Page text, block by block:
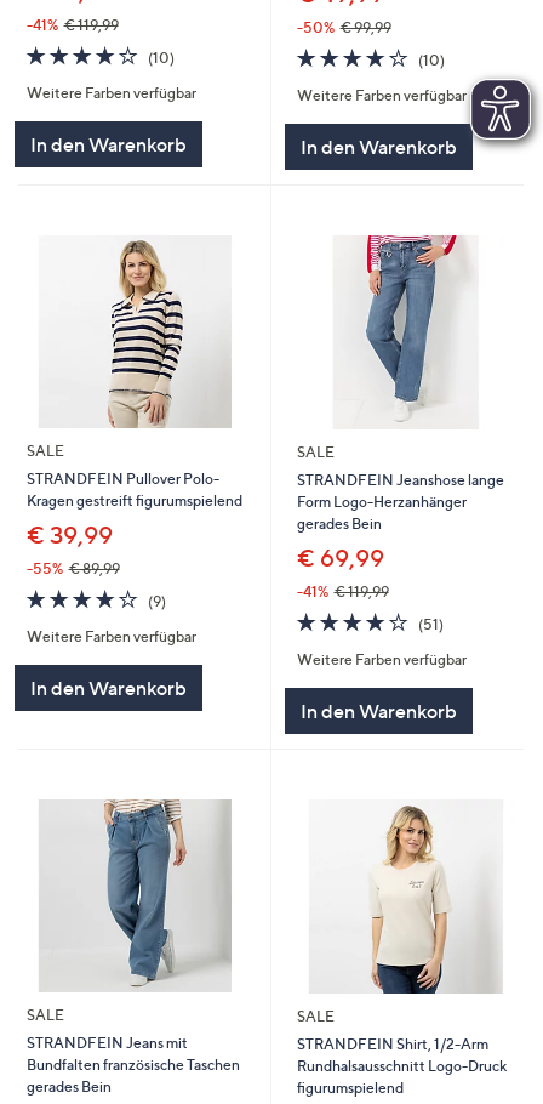
-41% € 119,99
4.2
von
5
(10)
Weitere Farben verfügbar
In den Warenkorb
-50% € 99,99
4.2
von
5
(10)
Bewertungen
Weitere Farben verfügbar
In den Warenkorb
SALE
STRANDFEIN Pullover Polo-
Kragen gestreift figurumspielend
€ 39,99
-55% € 89,99
4.1
von
5
(9)
Weitere Farben verfügbar
In den Warenkorb
SALE
STRANDFEIN Jeanshose lange
Form Logo-Herzanhänger
gerades Bein
€ 69,99
-41% € 119,99
4.1
von
5
(51)
Weitere Farben verfügbar
In den Warenkorb
SALE
STRANDFEIN Jeans mit
Bundfalten französische Taschen
gerades Bein
SALE
STRANDFEIN Shirt, 1/2-Arm
Rundhalsausschnitt Logo-Druck
figurumspielend